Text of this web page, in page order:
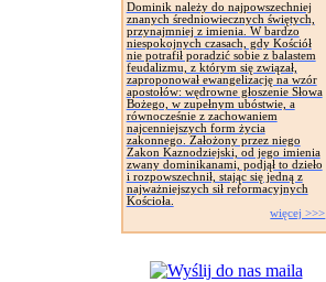
Dominik należy do najpowszechniej
znanych średniowiecznych świętych,
przynajmniej z imienia. W bardzo
niespokojnych czasach, gdy Kościół
nie potrafił poradzić sobie z balastem
feudalizmu, z którym się związał,
zaproponował ewangelizację na wzór
apostołów: wędrowne głoszenie Słowa
Bożego, w zupełnym ubóstwie, a
równocześnie z zachowaniem
najcenniejszych form życia
zakonnego. Założony przez niego
Zakon Kaznodziejski, od jego imienia
zwany dominikanami, podjął to dzieło
i rozpowszechnił, stając się jedną z
najważniejszych sił reformacyjnych
Kościoła.
więcej >>>